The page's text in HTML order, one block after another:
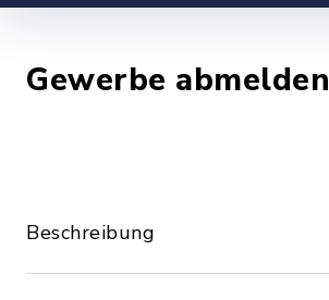
Gewerbe abmelden
Beschreibung